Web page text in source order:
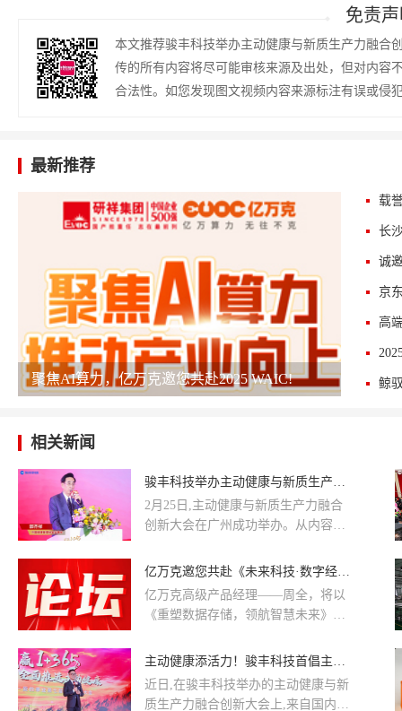
免责
本文推荐骏丰科技举办主动健康与新质生产力融合
传的所有内容将尽可能审核来源及出处，但对内容
合法性。如您发现图文视频内容来源标注有误或侵
最新推荐
聚焦AI算力，亿万克邀您共赴2025 WAIC!
高
相关新闻
骏丰科技举办主动健康与新质生产力融合创新大会
2月25日,主动健康与新质生产力融合
创新大会在广州成功举办。从内容传
品牌热度。全方位触达,促进全民参与
普、智慧数字化社区试点等展开紧密
合作,通过多渠道传播健康知识,提高
康领域,骏丰科技为消费者提供了更具
个性化的健康消费体验,充分展现了其
在推动大健康行业创新和产业升级方
亿万克邀您共赴《未来科技·数字经济新质生产力大会》！
亿万克高级产品经理——周全，将以
《重塑数据存储，领航智慧未来》，
幕后“黑科技”，与大家共享技术发展
主动健康添活力！骏丰科技首倡主动健康“4+1”理念
近日,在骏丰科技举办的主动健康与新
质生产力融合创新大会上,来自国内众